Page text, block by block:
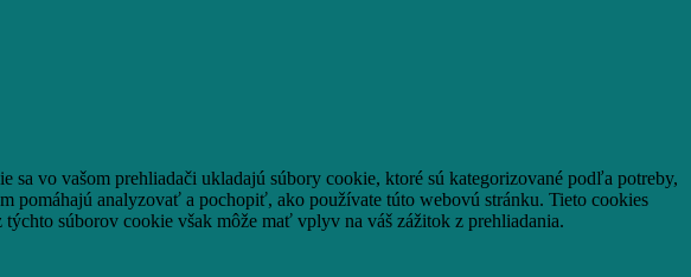
sa vo vašom prehliadači ukladajú súbory cookie, ktoré sú kategorizované podľa potreby,
pomáhajú analyzovať a pochopiť, ako používate túto webovú stránku. Tieto cookies
týchto súborov cookie však môže mať vplyv na váš zážitok z prehliadania.